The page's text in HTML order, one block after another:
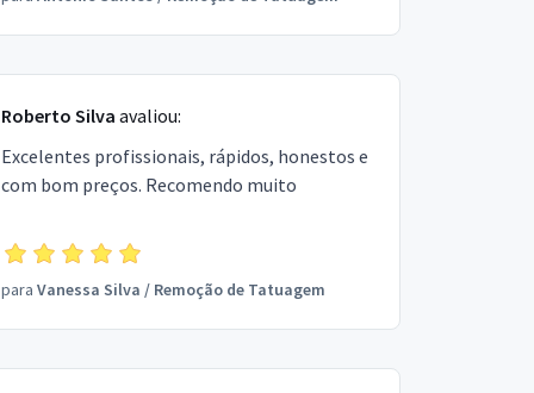
Roberto Silva avaliou:
Excelentes profissionais, rápidos, honestos e
com bom preços. Recomendo muito
para Vanessa Silva / Remoção de Tatuagem